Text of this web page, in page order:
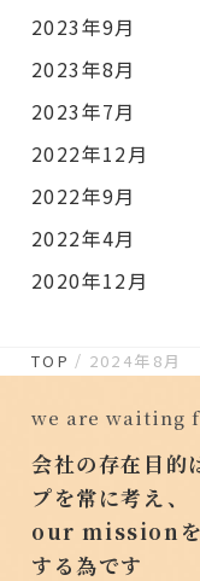
2023年9月
2023年8月
2023年7月
2022年12月
2022年9月
2022年4月
2020年12月
TOP 2024年8月
we are waiting
会社の存在目的
プを常に考え、
our missionを
する為です